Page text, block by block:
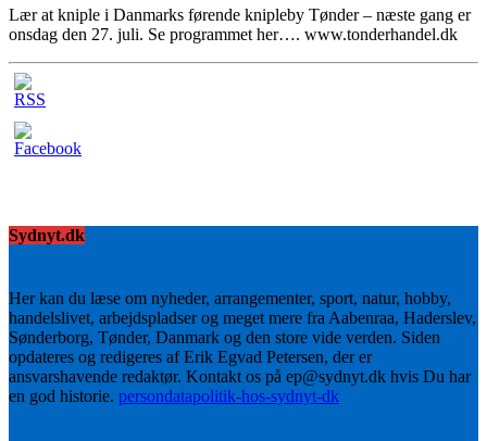
Lær at kniple i Danmarks førende knipleby Tønder – næste gang er
onsdag den 27. juli. Se programmet her…. www.tonderhandel.dk
Sydnyt.dk
Her kan du læse om nyheder, arrangementer, sport, natur, hobby,
handelslivet, arbejdspladser og meget mere fra Aabenraa, Haderslev,
Sønderborg, Tønder, Danmark og den store vide verden. Siden
opdateres og redigeres af Erik Egvad Petersen, der er
ansvarshavende redaktør. Kontakt os på ep@sydnyt.dk hvis Du har
en god historie. persondatapolitik-hos-sydnyt-dk